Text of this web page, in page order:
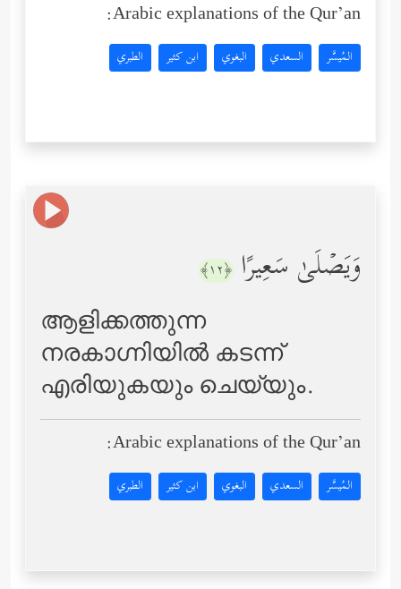
Arabic explanations of the Qur’an:
المُيسَّر السعدي البغوي ابن كثير الطبري
وَیَصۡلَىٰ سَعِیرًا ﴿١٢﴾
ആളിക്കത്തുന്ന
നരകാഗ്നിയില്‍ കടന്ന്
എരിയുകയും ചെയ്യും.
Arabic explanations of the Qur’an:
المُيسَّر السعدي البغوي ابن كثير الطبري